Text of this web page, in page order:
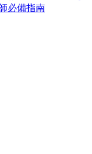
必備指南